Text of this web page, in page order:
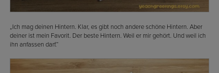
„Ich mag deinen Hintern. Klar, es gibt noch andere schöne Hintern. Aber
deiner ist mein Favorit. Der beste Hintern. Weil er mir gehört. Und weil ich
ihn anfassen darf.“